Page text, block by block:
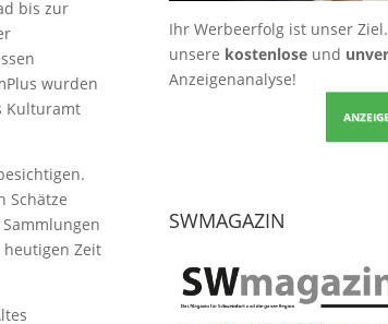
bis zur
wurden
Kulturamt
Schätze
heutigen Zeit
Ihr Werbeerfolg ist unser
unsere kostenloseund
Anzeigenanalyse!
SWMAGAZIN